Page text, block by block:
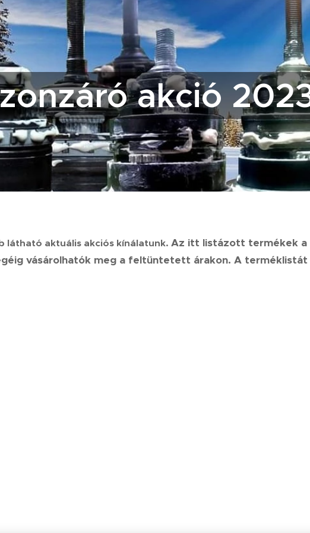
akció
látható aktuális akciós kínálatunk. Az itt listázott termékek a
vásárolhatók meg a feltüntetett árakon. A